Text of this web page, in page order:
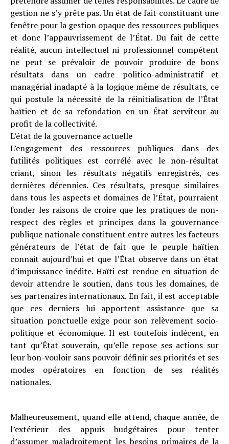
gestion ne s’y prête pas. Un état de fait constituant une
fenêtre pour la gestion opaque des ressources publiques
et donc l’appauvrissement de l’État. Du fait de cette
réalité, aucun intellectuel ni professionnel compétent
ne peut se prévaloir de pouvoir produire de bons
résultats dans un cadre politico-administratif et
managérial inadapté à la logique même de résultats, ce
qui postule la nécessité de la réinitialisation de l’État
haïtien et de sa refondation en un État serviteur au
profit de la collectivité.
L’état de la gouvernance actuelle
L’engagement des ressources publiques dans des
futilités politiques est corrélé avec le non-résultat
criant, sinon les résultats négatifs enregistrés, ces
dernières décennies. Ces résultats, presque similaires
dans tous les aspects et domaines de l’État, pourraient
fonder les raisons de croire que les pratiques de non-
respect des règles et principes dans la gouvernance
publique nationale constituent entre autres les facteurs
générateurs de l’état de fait que le peuple haïtien
connait aujourd’hui et que l’État observe dans un état
d’impuissance inédite. Haïti est rendue en situation de
devoir attendre le soutien, dans tous les domaines, de
ses partenaires internationaux. En fait, il est acceptable
que ces derniers lui apportent assistance que sa
situation ponctuelle exige pour son relèvement socio-
politique et économique. Il est toutefois indécent, en
tant qu’État souverain, qu’elle repose ses actions sur
leur bon-vouloir sans pouvoir définir ses priorités et ses
modes opératoires en fonction de ses réalités
nationales.
Malheureusement, quand elle attend, chaque année, de
l’extérieur des appuis budgétaires pour tenter
d’assumer maladroitement les besoins primaires de la